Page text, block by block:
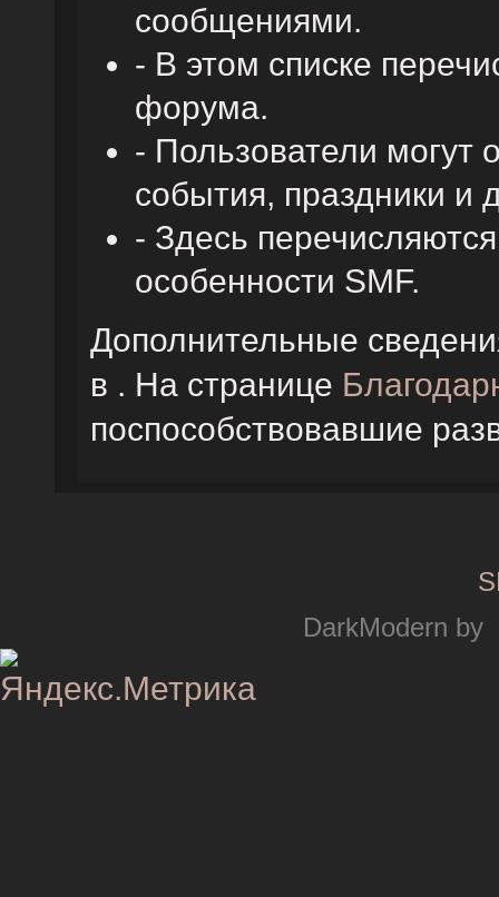
сообщениями.
- В этом списке
форума.
- Пользователи могут
события, праздники и
- Здесь
особенности SMF.
Дополнительные
в . На странице
поспособствовавшие
DarkModern by